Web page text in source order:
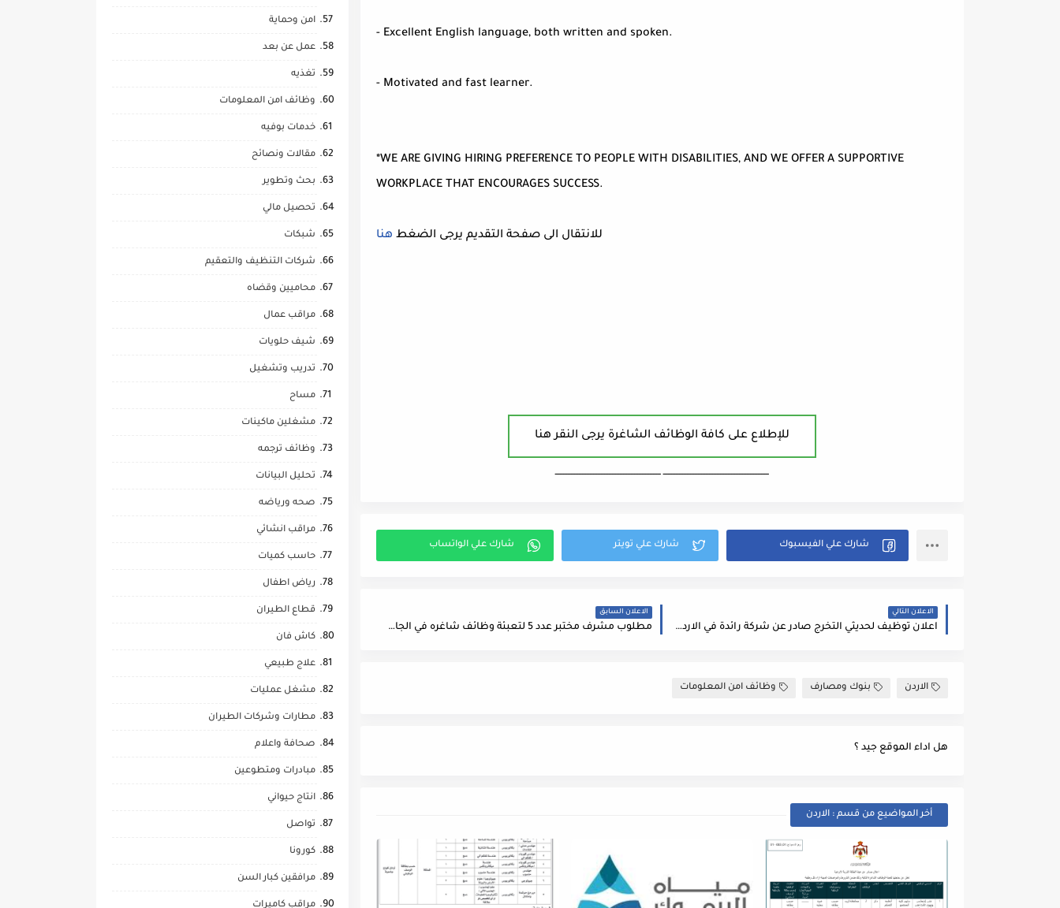
- Excellent English language, both written and spoken.
- Motivated and fast learner.
*WE ARE GIVING HIRING PREFERENCE TO PEOPLE WITH DISABILITIES, AND WE OFFER A SUPPORTIVE
WORKPLACE THAT ENCOURAGES SUCCESS.
للانتقال الى صفحة التقديم يرجى الضغط هنا
للإطلاع على كافة الوظائف الشاغرة يرجى النقر هنا
ـــــــــــــــــــــــــــــــــــــــــــــــــــــــــــــــــــ ـــــــــــــــــــــــــــــــــــــــــــــــــــــــــــــــــــ
الاعلان التالي
اعلان توظيف لحديثي التخرج صادر عن شركة رائدة في الاردن تعمل في مجال الآليات الثقيله
الاعلان السابق
مطلوب مشرف مختبر عدد 5 لتعبئة وظائف شاغره في الجامعة الهاشمية
الاردن بنوك ومصارف وظائف امن المعلومات
هل اداء الموقع جيد ؟
أخر المواضيع من قسم : الاردن
امن وحماية
عمل عن بعد
تغذيه
وظائف امن المعلومات
خدمات بوفيه
مقالات ونصائح
بحث وتطوير
تحصيل مالي
شبكات
شركات التنظيف والتعقيم
محاميين وقضاه
مراقب عمال
شيف حلويات
تدريب وتشغيل
مساح
مشغلين ماكينات
وظائف ترجمه
تحليل البيانات
صحه ورياضه
مراقب انشائي
حاسب كميات
رياض اطفال
قطاع الطيران
كاش فان
علاج طبيعي
مشغل عمليات
مطارات وشركات الطيران
صحافة واعلام
مبادرات ومتطوعين
انتاج حيواني
تواصل
كورونا
مرافقين كبار السن
مراقب كاميرات